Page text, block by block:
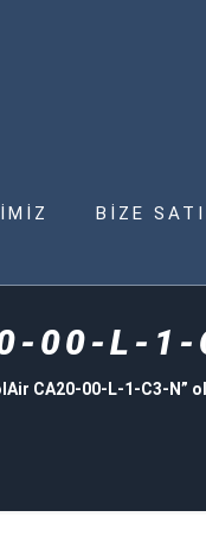
BİZE
00-L-1-
CA20-00-L-1-C3-N”